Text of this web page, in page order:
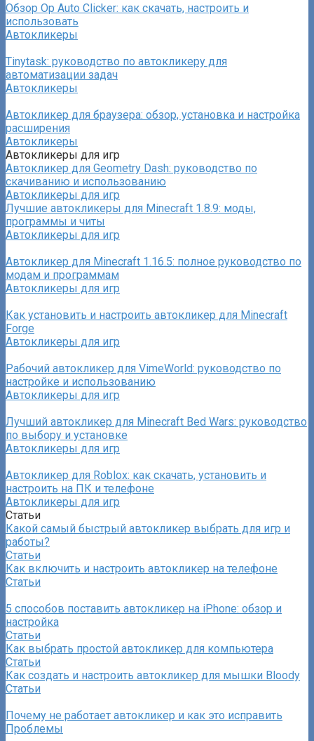
Обзор Op Auto Clicker: как скачать, настроить и
использовать
Автокликеры
Tinytask: руководство по автокликеру для
автоматизации задач
Автокликеры
Автокликер для браузера: обзор, установка и настройка
расширения
Автокликеры
Автокликеры для игр
Автокликер для Geometry Dash: руководство по
скачиванию и использованию
Автокликеры для игр
Лучшие автокликеры для Minecraft 1.8.9: моды,
программы и читы
Автокликеры для игр
Автокликер для Minecraft 1.16.5: полное руководство по
модам и программам
Автокликеры для игр
Как установить и настроить автокликер для Minecraft
Forge
Автокликеры для игр
Рабочий автокликер для VimeWorld: руководство по
настройке и использованию
Автокликеры для игр
Лучший автокликер для Minecraft Bed Wars: руководство
по выбору и установке
Автокликеры для игр
Автокликер для Roblox: как скачать, установить и
настроить на ПК и телефоне
Автокликеры для игр
Статьи
Какой самый быстрый автокликер выбрать для игр и
работы?
Статьи
Как включить и настроить автокликер на телефоне
Статьи
5 способов поставить автокликер на iPhone: обзор и
настройка
Статьи
Как выбрать простой автокликер для компьютера
Статьи
Как создать и настроить автокликер для мышки Bloody
Статьи
Почему не работает автокликер и как это исправить
Проблемы